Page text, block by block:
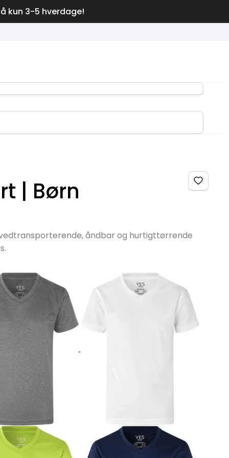
kun 3-5 hverdage!
| Børn
åndbar og hurtigttørrende